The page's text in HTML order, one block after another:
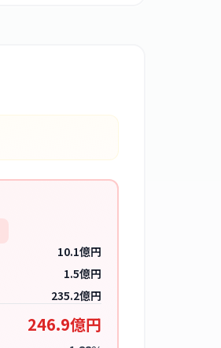
10.1億円
1.5億円
235.2億円
246.9億円